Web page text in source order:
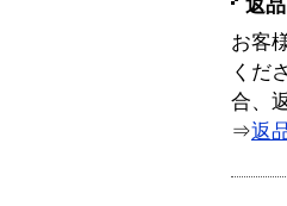
返
お客
くだ
合、
⇒返